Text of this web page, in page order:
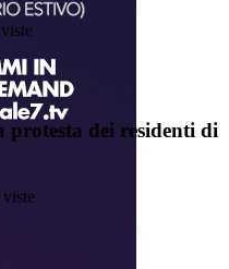
protesta dei residenti di